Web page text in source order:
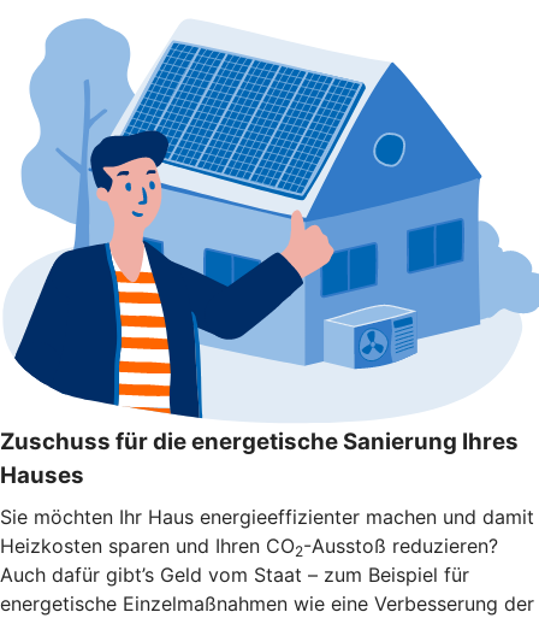
Zuschuss für die energetische Sanierung Ihres
Hauses
Sie möchten Ihr Haus energieeffizienter machen und damit
Heizkosten sparen und Ihren CO2-Ausstoß reduzieren?
Auch dafür gibt’s Geld vom Staat – zum Beispiel für
energetische Einzelmaßnahmen wie eine Verbesserung der